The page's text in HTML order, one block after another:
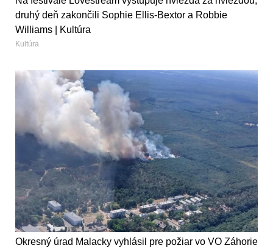
druhý deň zakončili Sophie Ellis-Bextor a Robbie
Williams | Kultúra
Kultúra
Okresný úrad Malacky vyhlásil pre požiar vo VO Záhorie